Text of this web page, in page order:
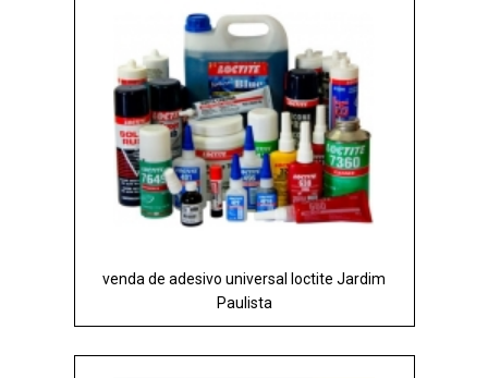
venda de adesivo universal loctite Jardim
Paulista